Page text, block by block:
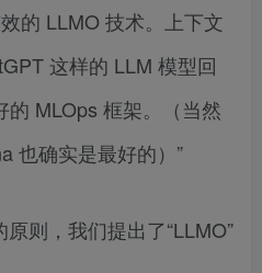
的 LLMO 技术。上下文
这样的 LLM 模型回
的 MLOps 框架。（当然
也确实是最好的）”
则，我们提出了“LLMO”